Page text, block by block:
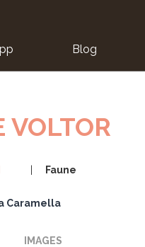
Blog
VOLTOR
Faune
Caramella
IMAGES